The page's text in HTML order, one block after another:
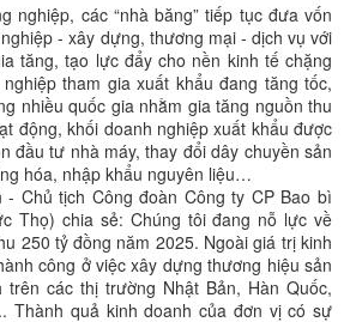
nghiệp, các “nhà băng” tiếp tục đưa vốn
- xây dựng, thương mại - dịch vụ với
tăng, tạo lực đẩy cho nền kinh tế chặng
tham gia xuất khẩu đang tăng tốc,
nhiều quốc gia nhằm gia tăng nguồn thu
động, khối doanh nghiệp xuất khẩu được
đầu tư nhà máy, thay đổi dây chuyền sản
hóa, nhập khẩu nguyên liệu…
- Chủ tịch Công đoàn Công ty CP Bao bì
Thọ) chia sẻ: Chúng tôi đang nỗ lực về
250 tỷ đồng năm 2025. Ngoài giá trị kinh
công ở việc xây dựng thương hiệu sản
các thị trường Nhật Bản, Hàn Quốc,
Thành quả kinh doanh của đơn vị có sự